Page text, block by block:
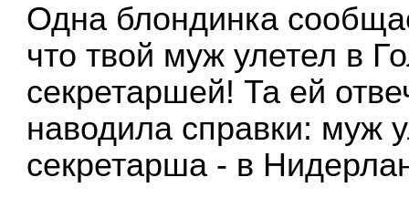
Одна блондинка
что твой муж улетел в
секретаршей! Та ей
наводила справки: муж
секретарша - в